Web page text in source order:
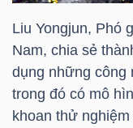
Liu Yongjun, Phó
Nam, chia sẻ
dụng những công
trong đó có mô
khoan thử
ĐÔNG
DƯƠNG